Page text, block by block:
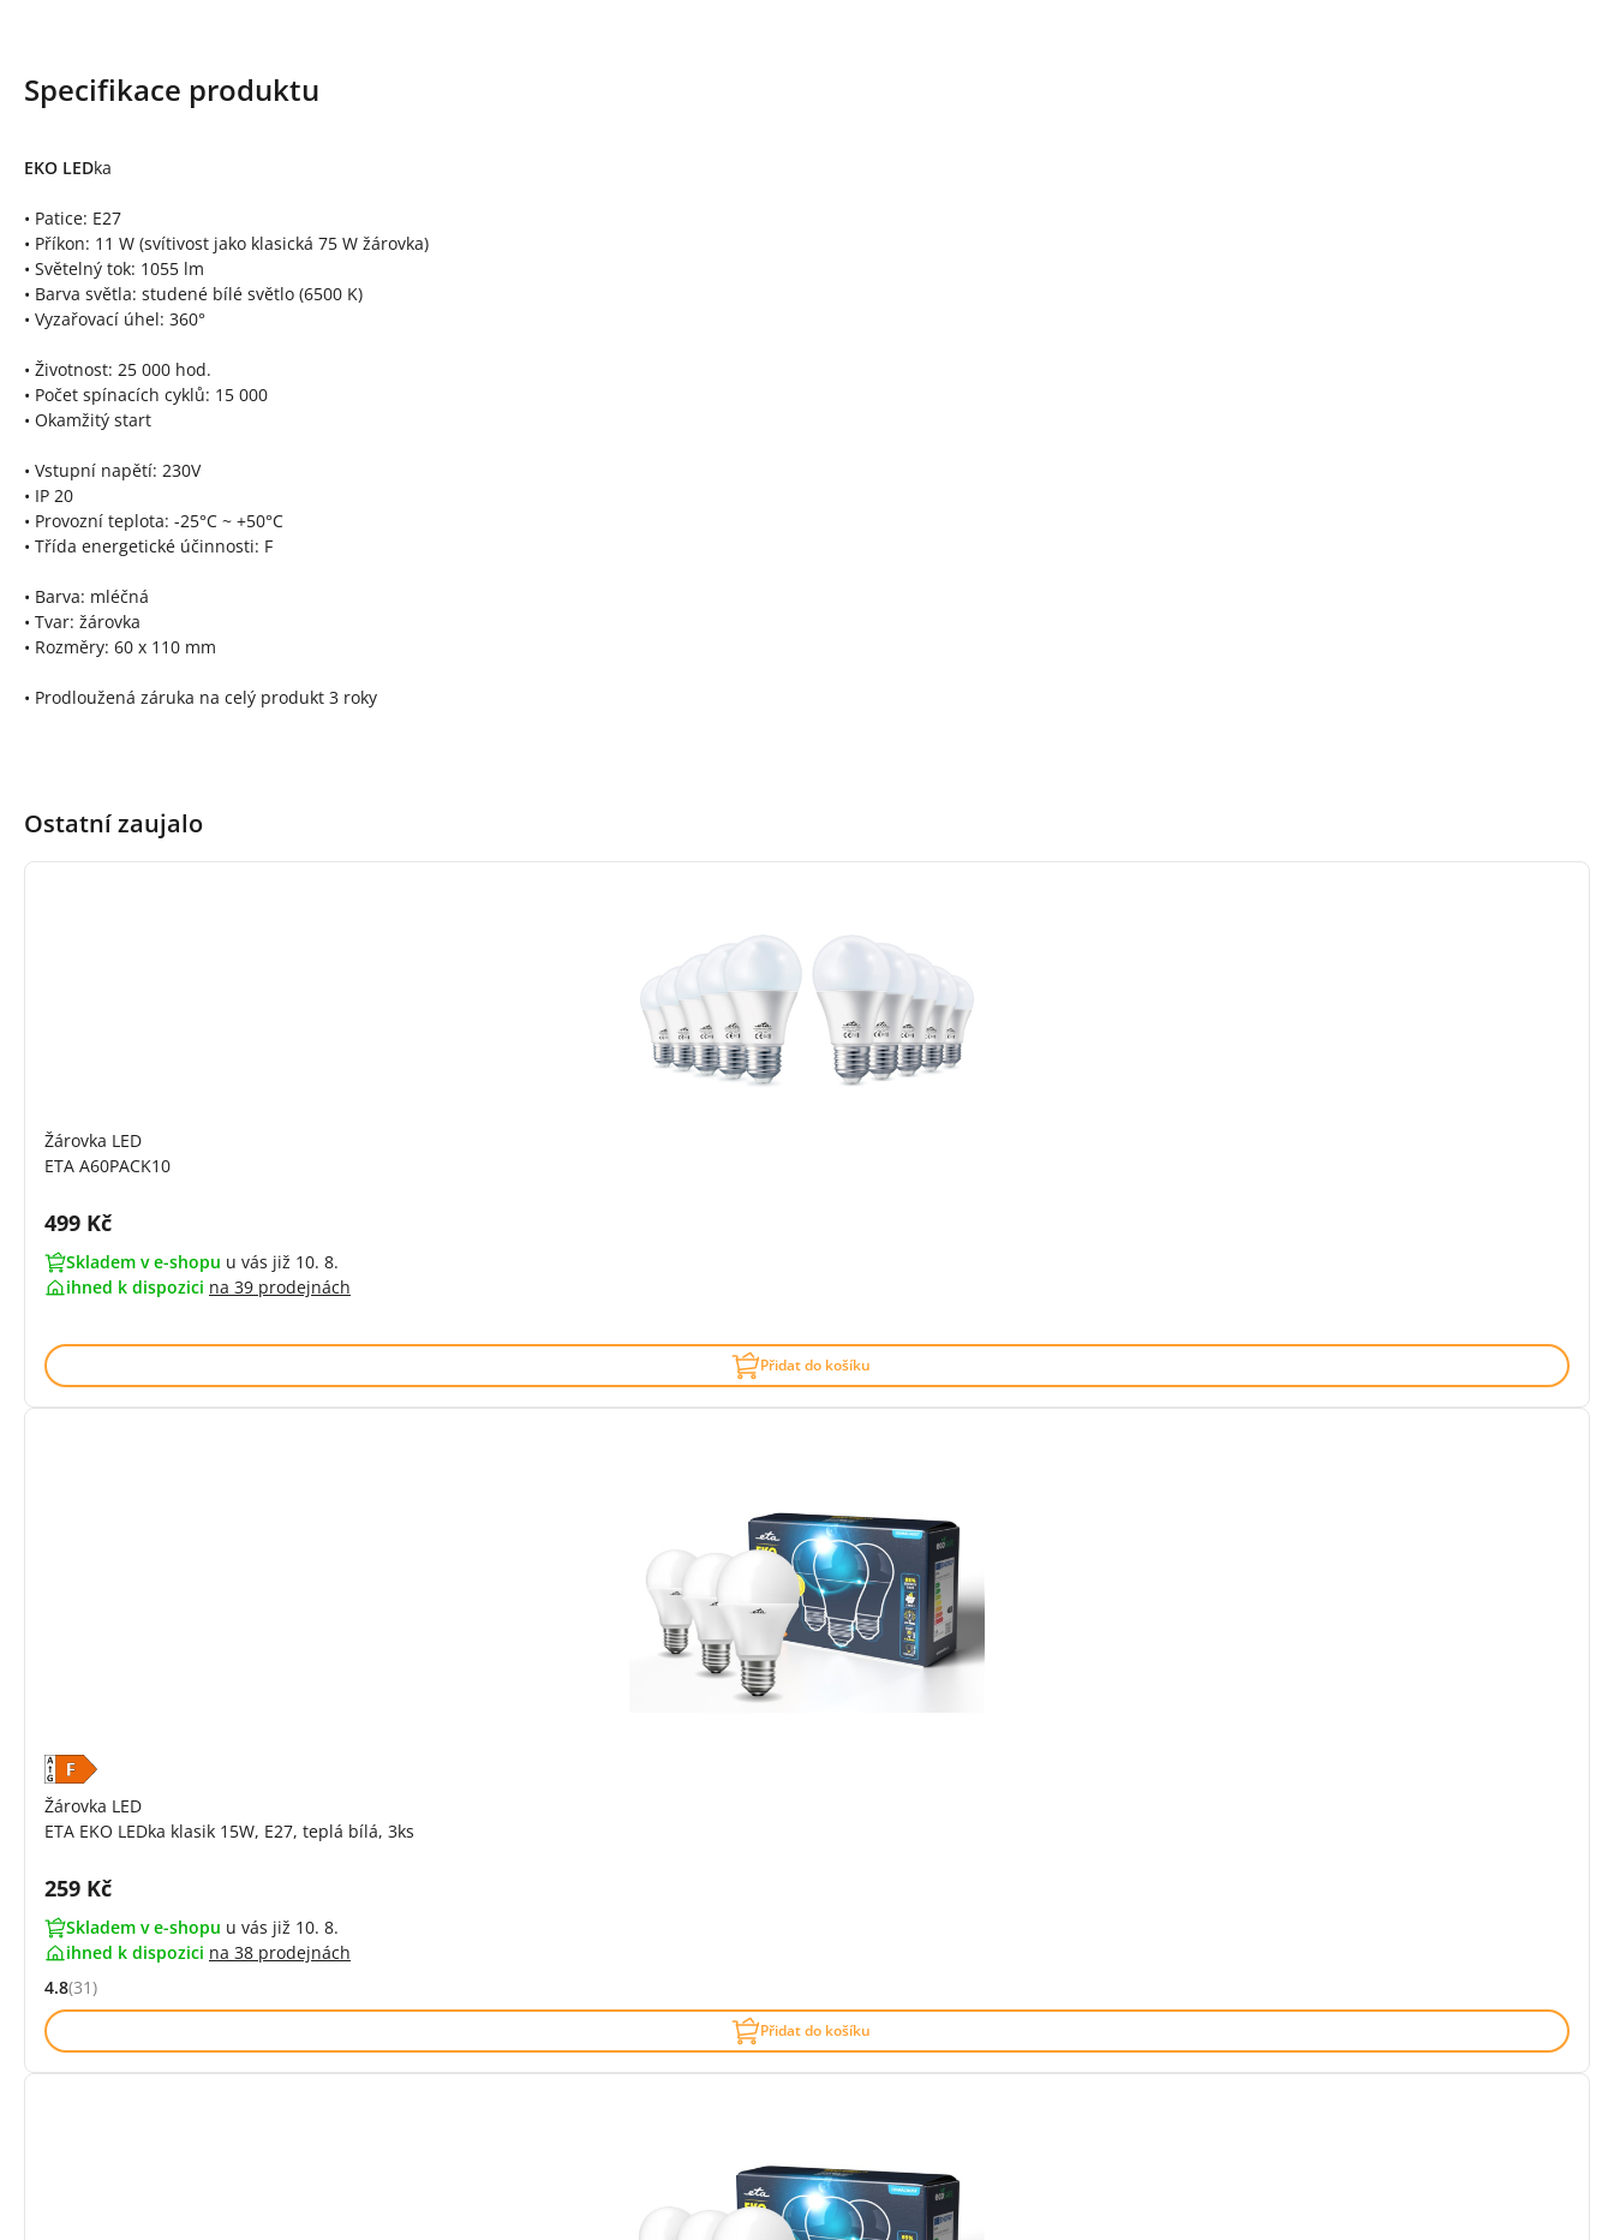
Specifikace produktu
EKO LEDka
• Patice: E27
• Příkon: 11 W (svítivost jako klasická 75 W žárovka)
• Světelný tok: 1055 lm
• Barva světla: studené bílé světlo (6500 K)
• Vyzařovací úhel: 360°
• Životnost: 25 000 hod.
• Počet spínacích cyklů: 15 000
• Okamžitý start
• Vstupní napětí: 230V
• IP 20
• Provozní teplota: -25°C ~ +50°C
• Třída energetické účinnosti: F
• Barva: mléčná
• Tvar: žárovka
• Rozměry: 60 x 110 mm
• Prodloužená záruka na celý produkt 3 roky
Ostatní zaujalo
Žárovka LED
ETA A60PACK10
Cena s DPH:
499 Kč
Skladem v e-shopu u vás již 10. 8.
ihned k dispozici na 39 prodejnách
Přidat do košíku
Žárovka LED
ETA EKO LEDka klasik 15W, E27, teplá bílá, 3ks
Cena s DPH:
259 Kč
Skladem v e-shopu u vás již 10. 8.
ihned k dispozici na 38 prodejnách
Hodnocení: 4.8 z 5 (31 recenzí)
4.8(31)
Přidat do košíku